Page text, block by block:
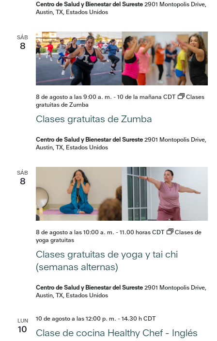
Centro de Salud y Bienestar del Sureste2901 Montopolis Drive,
Austin, TX, Estados Unidos
SÁB
8
Clases gratuitas de Zumba
8 de agosto a las 9:00 a. m. -10 de la mañana CDT
Clases
gratuitas de Zumba
Centro de Salud y Bienestar del Sureste2901 Montopolis Drive,
Austin, TX, Estados Unidos
SÁB
8
Clases gratuitas de yoga y tai chi
(semanas alternas)
8 de agosto a las 10:00 a. m. -11.00 horas CDT
Clases de
yoga gratuitas
Centro de Salud y Bienestar del Sureste2901 Montopolis Drive,
Austin, TX, Estados Unidos
LUN
10 Clase de cocina Healthy Chef - Inglés
10 de agosto a las 12:00 p. m. -14.30 h CDT